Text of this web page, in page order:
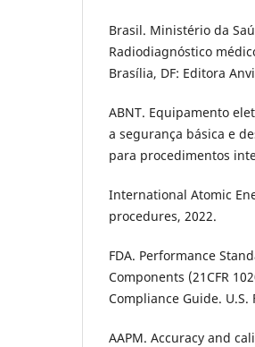
Brasil. Ministério da
Radiodiagnóstico
Brasília, DF: Editora
ABNT. Equipamento
a segurança básica e
para procedimentos
International Atomic
procedures, 2022.
FDA. Performance
Components (21CFR
Compliance Guide.
AAPM. Accuracy and